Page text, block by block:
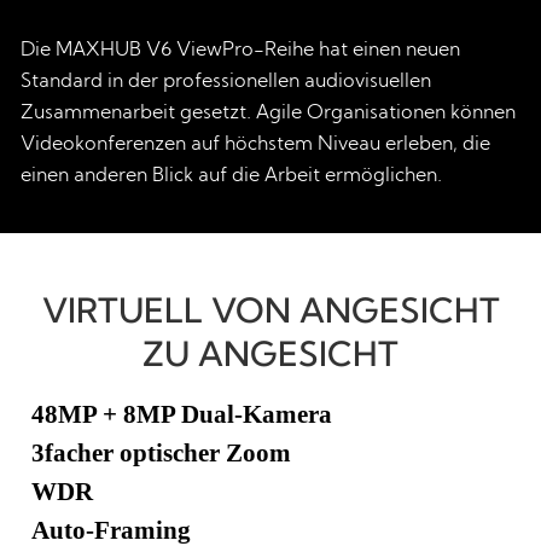
Die MAXHUB V6 ViewPro-Reihe hat einen neuen
Standard in der professionellen audiovisuellen
Zusammenarbeit gesetzt. Agile Organisationen können
Videokonferenzen auf höchstem Niveau erleben, die
einen anderen Blick auf die Arbeit ermöglichen.
VIRTUELL VON ANGESICHT
ZU ANGESICHT
48MP + 8MP Dual-Kamera
3facher optischer Zoom
WDR
Auto-Framing